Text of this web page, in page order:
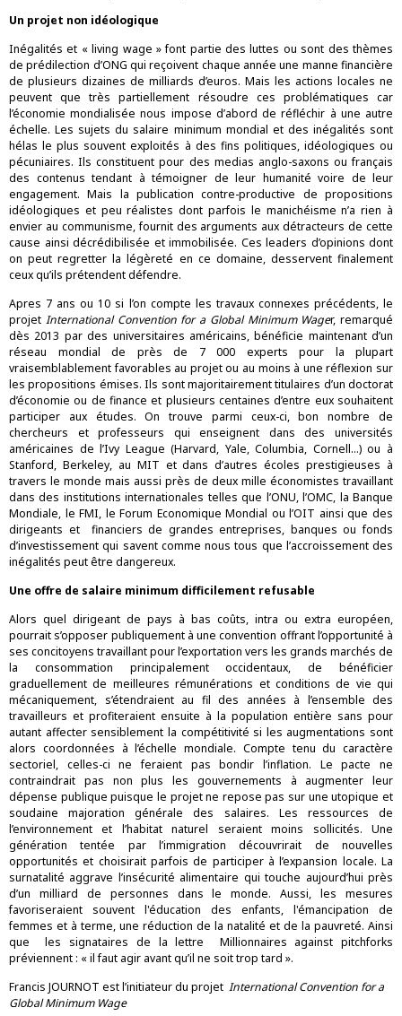
Un projet non idéologique
Inégalités et « living wage » font partie des luttes ou sont des thèmes
de prédilection d’ONG qui reçoivent chaque année une manne financière
de plusieurs dizaines de milliards d’euros. Mais les actions locales ne
peuvent que très partiellement résoudre ces problématiques car
l’économie mondialisée nous impose d’abord de réfléchir à une autre
échelle. Les sujets du salaire minimum mondial et des inégalités sont
hélas le plus souvent exploités à des fins politiques, idéologiques ou
pécuniaires. Ils constituent pour des medias anglo-saxons ou français
des contenus tendant à témoigner de leur humanité voire de leur
engagement. Mais la publication contre-productive de propositions
idéologiques et peu réalistes dont parfois le manichéisme n’a rien à
envier au communisme, fournit des arguments aux détracteurs de cette
cause ainsi décrédibilisée et immobilisée. Ces leaders d’opinions dont
on peut regretter la légèreté en ce domaine, desservent finalement
ceux qu’ils prétendent défendre.
Apres 7 ans ou 10 si l’on compte les travaux connexes précédents, le
projet International Convention for a Global Minimum Wager, remarqué
dès 2013 par des universitaires américains, bénéficie maintenant d’un
réseau mondial de près de 7 000 experts pour la plupart
vraisemblablement favorables au projet ou au moins à une réflexion sur
les propositions émises. Ils sont majoritairement titulaires d’un doctorat
d’économie ou de finance et plusieurs centaines d’entre eux souhaitent
participer aux études. On trouve parmi ceux-ci, bon nombre de
chercheurs et professeurs qui enseignent dans des universités
américaines de l’Ivy League (Harvard, Yale, Columbia, Cornell…) ou à
Stanford, Berkeley, au MIT et dans d’autres écoles prestigieuses à
travers le monde mais aussi près de deux mille économistes travaillant
dans des institutions internationales telles que l’ONU, l’OMC, la Banque
Mondiale, le FMI, le Forum Economique Mondial ou l’OIT ainsi que des
dirigeants et financiers de grandes entreprises, banques ou fonds
d’investissement qui savent comme nous tous que l’accroissement des
inégalités peut être dangereux.
Une offre de salaire minimum difficilement refusable
Alors quel dirigeant de pays à bas coûts, intra ou extra européen,
pourrait s’opposer publiquement à une convention offrant l’opportunité à
ses concitoyens travaillant pour l’exportation vers les grands marchés de
la consommation principalement occidentaux, de bénéficier
graduellement de meilleures rémunérations et conditions de vie qui
mécaniquement, s’étendraient au fil des années à l’ensemble des
travailleurs et profiteraient ensuite à la population entière sans pour
autant affecter sensiblement la compétitivité si les augmentations sont
alors coordonnées à l’échelle mondiale. Compte tenu du caractère
sectoriel, celles-ci ne feraient pas bondir l’inflation. Le pacte ne
contraindrait pas non plus les gouvernements à augmenter leur
dépense publique puisque le projet ne repose pas sur une utopique et
soudaine majoration générale des salaires. Les ressources de
l’environnement et l’habitat naturel seraient moins sollicités. Une
génération tentée par l’immigration découvrirait de nouvelles
opportunités et choisirait parfois de participer à l’expansion locale. La
surnatalité aggrave l’insécurité alimentaire qui touche aujourd’hui près
d’un milliard de personnes dans le monde. Aussi, les mesures
favoriseraient souvent l'éducation des enfants, l'émancipation de
femmes et à terme, une réduction de la natalité et de la pauvreté. Ainsi
que les signataires de la lettre Millionnaires against pitchforks
préviennent : « il faut agir avant qu’il ne soit trop tard ».
Francis JOURNOT est l’initiateur du projet International Convention for a
Global Minimum Wage